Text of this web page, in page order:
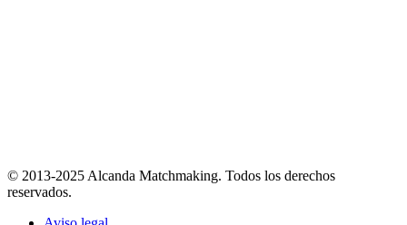
© 2013-2025 Alcanda Matchmaking. Todos los derechos
reservados.